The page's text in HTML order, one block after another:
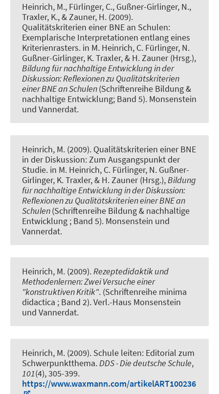
Heinrich, M., Fürlinger, C., Gußner-Girlinger, N.,
Traxler, K., & Zauner, H. (2009).
Qualitätskriterien einer BNE an Schulen:
Exemplarische Interpretationen entlang eines
Kriterienrasters. in M. Heinrich, C. Fürlinger, N.
Gußner-Girlinger, K. Traxler, & H. Zauner (Hrsg.),
Bildung für nachhaltige Entwicklung in der
Diskussion: Reflexionen zu Qualitätskriterien
einer BNE an Schulen(Schriftenreihe Bildung &
nachhaltige Entwicklung; Band 5). Monsenstein
und Vannerdat.
Heinrich, M. (2009). Qualitätskriterien einer BNE
in der Diskussion: Zum Ausgangspunkt der
Studie. in M. Heinrich, C. Fürlinger, N. Gußner-
Girlinger, K. Traxler, & H. Zauner (Hrsg.),Bildung
für nachhaltige Entwicklung in der Diskussion:
Reflexionen zu Qualitätskriterien einer BNE an
Schulen(Schriftenreihe Bildung & nachhaltige
Entwicklung ; Band 5). Monsenstein und
Vannerdat.
Heinrich, M. (2009).Rezeptedidaktik und
Methodenlernen: Zwei Versuche einer
"konstruktiven Kritik". (Schriftenreihe minima
didactica ; Band 2). Verl.-Haus Monsenstein
und Vannerdat.
Heinrich, M. (2009). Schule leiten: Editorial zum
Schwerpunktthema. DDS - Die deutsche Schule,
101(4), 305-399.
https://www.waxmann.com/artikelART100236